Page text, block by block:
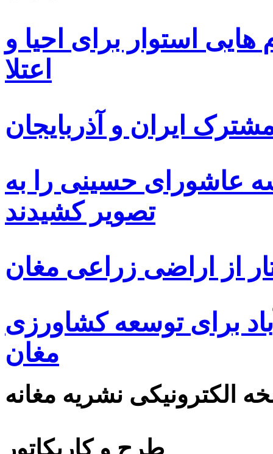
استوار برای احیا و
اعتلا
ایران و آذربایجان
عاشورای حسینی را به
تصویر کشیدند
از اراضی زراعی مغان
برای توسعه کشاورزی
مغان
الکترونیکی نشریه مغانه
طرح و کاریکاتور